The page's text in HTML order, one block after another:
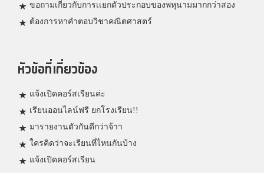
ขอถามเกี่ยวกับการเเยกตัวประกอบของพหุนามมากกว่าสอง
ต้องการหาคำตอบวิชาคณิตศาสตร์
หัวข้อที่เกี่ยวข้อง
แจ้งเปิดคอร์สเรียนค่ะ
เรียนออนไลน์ฟรี ยกโรงเรียน!!
มารายงานตัวกันดีกว่าจ้าา
ใครคิดว่าจะเรียนที่ไหนกันบ้าง
แจ้งเปิดคอร์สเรียน